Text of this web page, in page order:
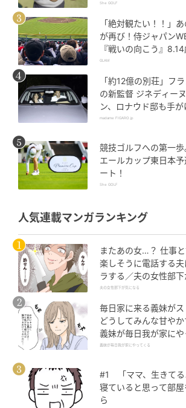
She GOLF
「絶対観たい！！」
が再び！侍ジャパン
『戦いの向こう』
開！
GLAM
「約12億の別荘」フ
の新監督 ジネディー
ン、ロナウド邸も手が
建築家に依頼した邸
madame FIGARO.jp
競技ゴルフへの第一歩
エールカップ東日本
ート！
She GOLF
人気連載マンガランキング
またあの女…？ 仕事
楽しそうに電話する夫
ラする／夫の女性部下
る（1）【夫婦の危機
夫の女性部下が気になる
毎日家に来る義妹が
どうしてみんな甘や
義妹が毎日我が家にや
（1）【義父母がシン
義妹が毎日我が家にやってくる
#1 「ママ、生きてる
寝ていると思って部
ら